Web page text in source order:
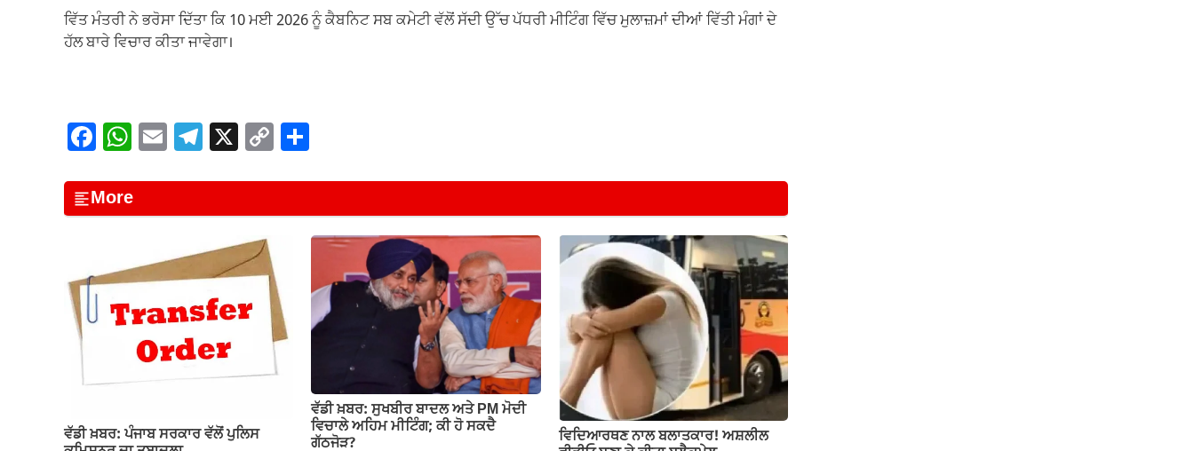
ਵਿੱਤ ਮੰਤਰੀ ਨੇ ਭਰੋਸਾ ਦਿੱਤਾ ਕਿ 10 ਮਈ 2026 ਨੂੰ ਕੈਬਨਿਟ ਸਬ ਕਮੇਟੀ ਵੱਲੋਂ ਸੱਦੀ ਉੱਚ ਪੱਧਰੀ ਮੀਟਿੰਗ ਵਿੱਚ ਮੁਲਾਜ਼ਮਾਂ ਦੀਆਂ ਵਿੱਤੀ ਮੰਗਾਂ ਦੇ
ਹੱਲ ਬਾਰੇ ਵਿਚਾਰ ਕੀਤਾ ਜਾਵੇਗਾ।
F
c
e
o
o
W
at
s
p
p
E
ail
T
e
gr
a
m
X C
p
y
n
k
ar
e
More
ਵੱਡੀ ਖ਼ਬਰ: ਪੰਜਾਬ ਸਰਕਾਰ ਵੱਲੋਂ ਪੁਲਿਸ
ਵੱਡੀ ਖ਼ਬਰ: ਸੁਖਬੀਰ ਬਾਦਲ ਅਤੇ PM ਮੋਦੀ
ਵਿਚਾਲੇ ਅਹਿਮ ਮੀਟਿੰਗ; ਕੀ ਹੋ ਸਕਦੈ
ਗੱਠਜੋੜ?
ਵਿਦਿਆਰਥਣ ਨਾਲ ਬਲਾਤਕਾਰ! ਅਸ਼ਲੀਲ